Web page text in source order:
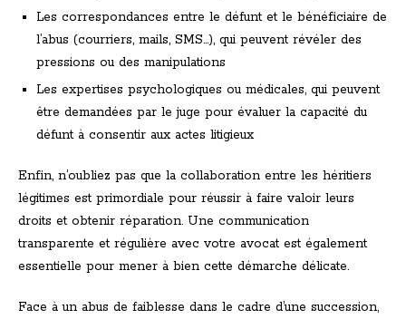
Les correspondances entre le défunt et le bénéficiaire de
l’abus (courriers, mails, SMS…), qui peuvent révéler des
pressions ou des manipulations
Les expertises psychologiques ou médicales, qui peuvent
être demandées par le juge pour évaluer la capacité du
défunt à consentir aux actes litigieux
Enfin, n’oubliez pas que la collaboration entre les héritiers
légitimes est primordiale pour réussir à faire valoir leurs
droits et obtenir réparation. Une communication
transparente et régulière avec votre avocat est également
essentielle pour mener à bien cette démarche délicate.
Face à un abus de faiblesse dans le cadre d’une succession,